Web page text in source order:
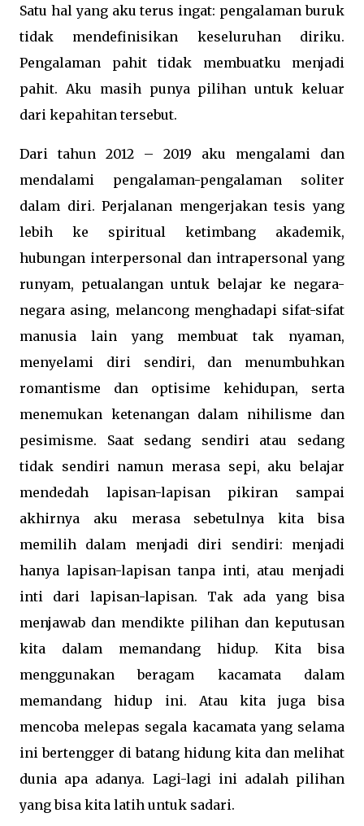
Satu hal yang aku terus ingat: pengalaman buruk
tidak mendefinisikan keseluruhan diriku.
Pengalaman pahit tidak membuatku menjadi
pahit. Aku masih punya pilihan untuk keluar
dari kepahitan tersebut.
Dari tahun 2012 – 2019 aku mengalami dan
mendalami pengalaman-pengalaman soliter
dalam diri. Perjalanan mengerjakan tesis yang
lebih ke spiritual ketimbang akademik,
hubungan interpersonal dan intrapersonal yang
runyam, petualangan untuk belajar ke negara-
negara asing, melancong menghadapi sifat-sifat
manusia lain yang membuat tak nyaman,
menyelami diri sendiri, dan menumbuhkan
romantisme dan optisime kehidupan, serta
menemukan ketenangan dalam nihilisme dan
pesimisme. Saat sedang sendiri atau sedang
tidak sendiri namun merasa sepi, aku belajar
mendedah lapisan-lapisan pikiran sampai
akhirnya aku merasa sebetulnya kita bisa
memilih dalam menjadi diri sendiri: menjadi
hanya lapisan-lapisan tanpa inti, atau menjadi
inti dari lapisan-lapisan. Tak ada yang bisa
menjawab dan mendikte pilihan dan keputusan
kita dalam memandang hidup. Kita bisa
menggunakan beragam kacamata dalam
memandang hidup ini. Atau kita juga bisa
mencoba melepas segala kacamata yang selama
ini bertengger di batang hidung kita dan melihat
dunia apa adanya. Lagi-lagi ini adalah pilihan
yang bisa kita latih untuk sadari.